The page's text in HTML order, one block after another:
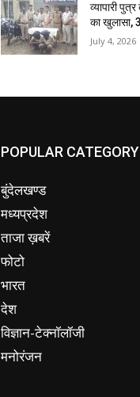
व्यापारी
का खुलासा,
July 4, 2026
POPULAR CATEGORY
बुंदेलखण्ड
मध्यप्रदेश
ताजा ख़बरें
फोटो
भारत
देश
विज्ञान-टेक्नॉलॉजी
मनोरंजन